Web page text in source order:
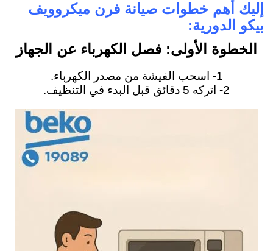
إليك أهم خطوات صيانة فرن ميكروويف
بيكو الدورية:
الخطوة الأولى: فصل الكهرباء عن الجهاز
1- اسحب الفيشة من مصدر الكهرباء.
2- اتركه 5 دقائق قبل البدء في التنظيف.